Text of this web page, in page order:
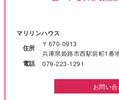
マリリンハウス
住所
〒670-0913
兵庫県姫路市西駅前町1番
電話 079-223-1291
お問い